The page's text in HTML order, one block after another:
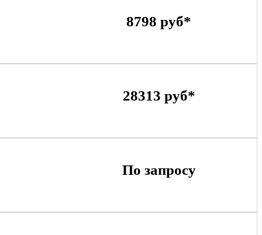
8798 руб*
28313 руб*
По запросу